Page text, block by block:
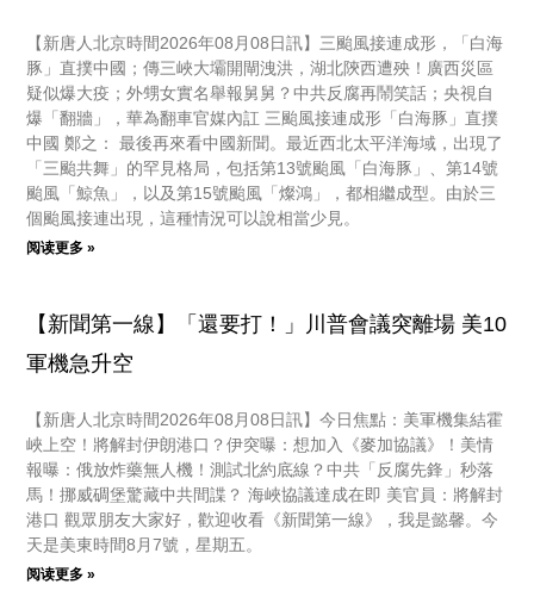
【新唐人北京時間2026年08月08日訊】三颱風接連成形，「白海
豚」直撲中國；傳三峽大壩開閘洩洪，湖北陝西遭殃！廣西災區
疑似爆大疫；外甥女實名舉報舅舅？中共反腐再鬧笑話；央視自
爆「翻牆」，華為翻車官媒內訌 三颱風接連成形「白海豚」直撲
中國 鄭之： 最後再來看中國新聞。最近西北太平洋海域，出現了
「三颱共舞」的罕見格局，包括第13號颱風「白海豚」、第14號
颱風「鯨魚」，以及第15號颱風「燦鴻」，都相繼成型。由於三
個颱風接連出現，這種情況可以說相當少見。
阅读更多 »
【新聞第一線】「還要打！」川普會議突離場 美10
軍機急升空
【新唐人北京時間2026年08月08日訊】今日焦點：美軍機集結霍
峽上空！將解封伊朗港口？伊突曝：想加入《麥加協議》！美情
報曝：俄放炸藥無人機！測試北約底線？中共「反腐先鋒」秒落
馬！挪威碉堡驚藏中共間諜？ 海峽協議達成在即 美官員：將解封
港口 觀眾朋友大家好，歡迎收看《新聞第一線》，我是懿馨。今
天是美東時間8月7號，星期五。
阅读更多 »